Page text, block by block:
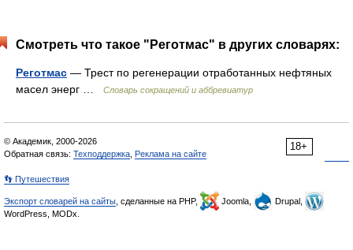
Смотреть что такое "Реготмас" в других словарях:
Реготмас — Трест по регенерации отработанных нефтяных
масел энерг …
Словарь сокращений и аббревиатур
18+
© Академик, 2000-2026
Обратная связь: Техподдержка Реклама на сайте
👣 Путешествия
Экспорт словарей на сайты , сделанные на PHP, Joomla,
Drupal,
WordPress, MODx.